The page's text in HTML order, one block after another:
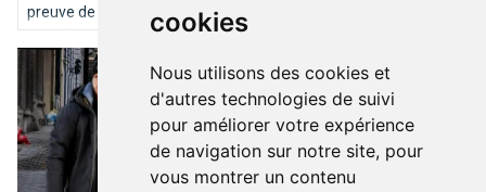
cookies
Nous utilisons des cookies et
d'autres technologies de suivi
pour améliorer votre expérience
de navigation sur notre site, pour
vous montrer un contenu
preuve de romantisme et de vous soumettre ses idées très
inspirées pour une demande en mariage idyllique à Bruxelles.
Voici notre “Top 10” des endroits où poser le genou par terre…
Mode à Bruxelles : le duo chemise casual et pantalon chino,